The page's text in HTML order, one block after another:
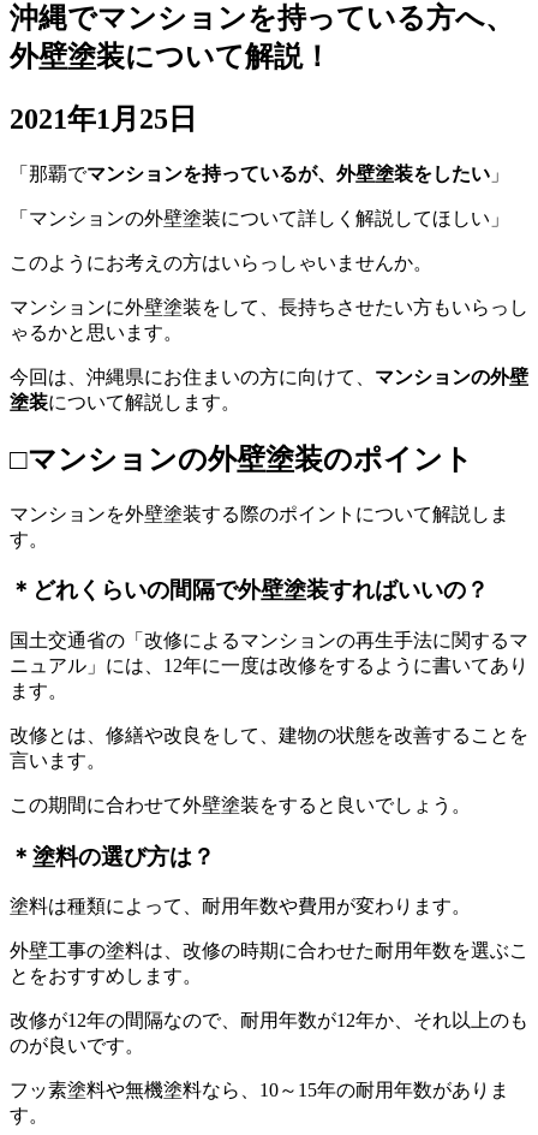
沖縄でマンションを持っている方へ、
外壁塗装について解説！
2021年1月25日
「那覇でマンションを持っているが、外壁塗装をしたい 」
「マンションの外壁塗装について詳しく解説してほしい」
このようにお考えの方はいらっしゃいませんか。
マンションに外壁塗装をして、長持ちさせたい方もいらっし
ゃるかと思います。
今回は、沖縄県にお住まいの方に向けて、 マンションの外壁
塗装について解説します。
□マンションの外壁塗装のポイント
マンションを外壁塗装する際のポイントについて解説しま
す。
＊どれくらいの間隔で外壁塗装すればいいの？
国土交通省の「改修によるマンションの再生手法に関するマ
ニュアル」には、12年に一度は改修をするように書いてあり
ます。
改修とは、修繕や改良をして、建物の状態を改善することを
言います。
この期間に合わせて外壁塗装をすると良いでしょう。
＊塗料の選び方は？
塗料は種類によって、耐用年数や費用が変わります。
外壁工事の塗料は、改修の時期に合わせた耐用年数を選ぶこ
とをおすすめします。
改修が12年の間隔なので、耐用年数が12年か、それ以上のも
のが良いです。
フッ素塗料や無機塗料なら、10～15年の耐用年数がありま
す。